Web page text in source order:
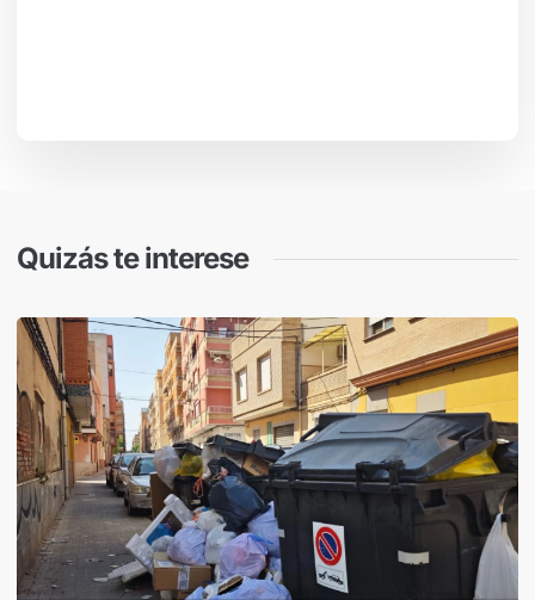
Quizás te interese